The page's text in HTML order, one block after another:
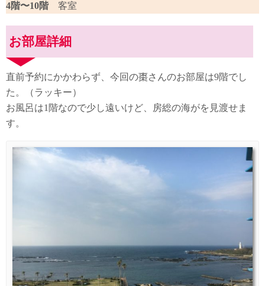
4階〜10階客室
お部屋詳細
直前予約にかかわらず、今回の棗さんのお部屋は9階でし
た。（ラッキー）
お風呂は1階なので少し遠いけど、房総の海がを見渡せま
す。